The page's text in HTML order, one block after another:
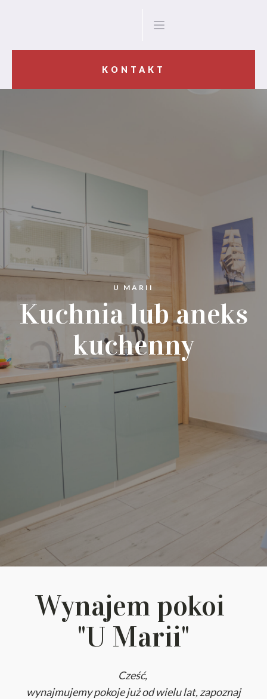
KONTAKT
U MARII
3 pokoje z łazienkami
U MARII
Kuchnia lub aneks
kuchenny
Wynajem pokoi
"U Marii"
Cześć,
wynajmujemy pokoje już od wielu lat, zapoznaj